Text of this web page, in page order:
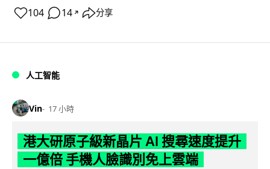
104 14 ↗ 分享
人工智能
Vin 17 小時
港大研原子級新晶片 AI 搜尋速度提升
一億倍 手機人臉識別免上雲端